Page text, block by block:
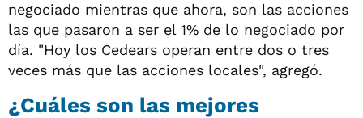
negociado mientras que ahora, son las acciones
las que pasaron a ser el 1% de lo negociado por
día. "Hoy los Cedears operan entre dos o tres
veces más que las acciones locales", agregó.
¿Cuáles son las mejores